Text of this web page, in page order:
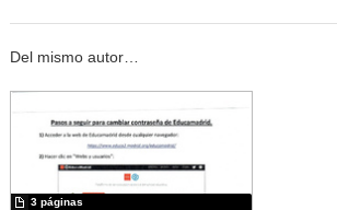
Del mismo autor…
3 páginas